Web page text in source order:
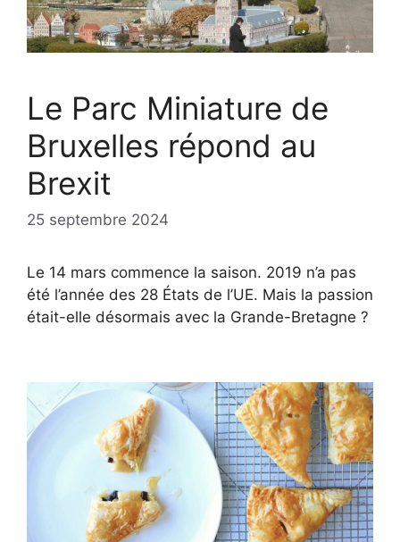
Le Parc Miniature de
Bruxelles répond au
Brexit
25 septembre 2024
Le 14 mars commence la saison. 2019 n’a pas
été l’année des 28 États de l’UE. Mais la passion
était-elle désormais avec la Grande-Bretagne ?